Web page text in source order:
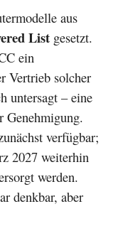
aus
List gesetzt.
ein
Vertrieb solcher
untersagt – eine
Genehmigung.
verfügbar;
2027 weiterhin
werden.
denkbar, aber